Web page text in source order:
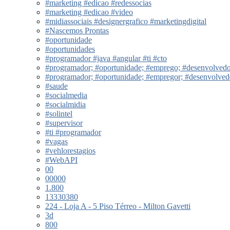
#marketing #edicao #redessocias
#marketing #edicao #video
#midiassociais #designergrafico #marketingdigital
#Nascemos Prontas
#oportunidade
#oportunidades
#programador #java #angular #ti #cto
#programador; #oportunidade; #emprego;
#programador; #oportunidade; #empregor;
#saude
#socialmedia
#socialmidia
#solintel
#supervisor
#ti #programador
#vagas
#vehlorestagios
#WebAPI
00
00000
1.800
13330380
224 - Loja A - 5 Piso Térreo - Milton Gavetti
3d
800